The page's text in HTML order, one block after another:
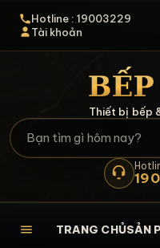
Hotline : 19003229
Tài khoản
Thiết bị bếp
TRANG CHỦSẢN